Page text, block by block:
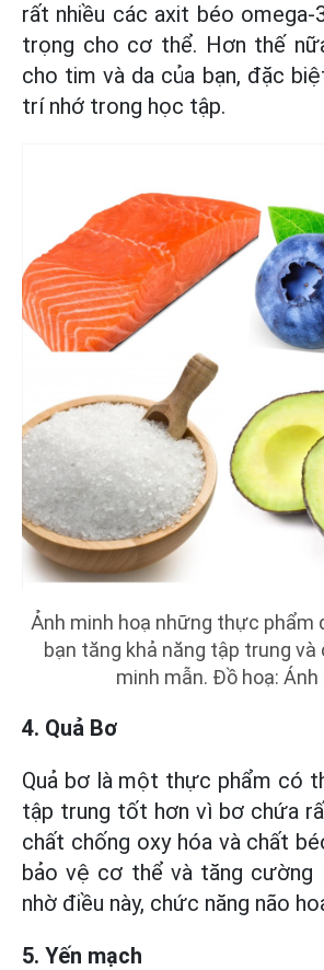
rất nhiều các axit béo
trọng cho cơ thể. Hơn thế
cho tim và da của bạn, đặc
trí nhớ trong học tập.
Ảnh minh hoạ những thực phẩm
bạn tăng khả năng tập trung và
minh mẫn. Đồ hoạ: Ánh
4. Quả Bơ
Quả bơ là một thực phẩm có
tập trung tốt hơn vì bơ chứa
chất chống oxy hóa và chất
bảo vệ cơ thể và tăng cường
nhờ điều này, chức năng não
5. Yến mạch